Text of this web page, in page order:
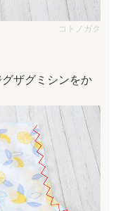
コトノガク
ザグミシンをか